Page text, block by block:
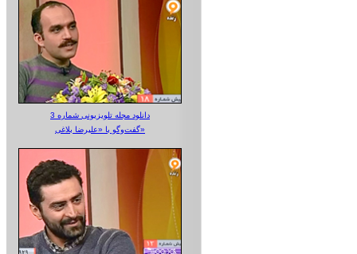
دانلود مجله تلویزیونی شماره 3
گفت‌وگو با «علیرضا بلاغی»